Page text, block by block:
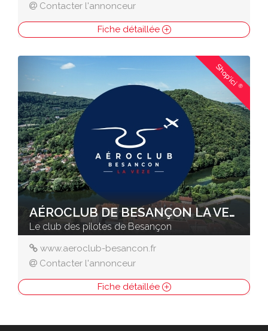
Contacter l'annonceur
Fiche détaillée
Shop'ici®
AÉROCLUB DE BESANÇON LA VEZE
Le club des pilotes de Besançon
www.aeroclub-besancon.fr
Contacter l'annonceur
Fiche détaillée